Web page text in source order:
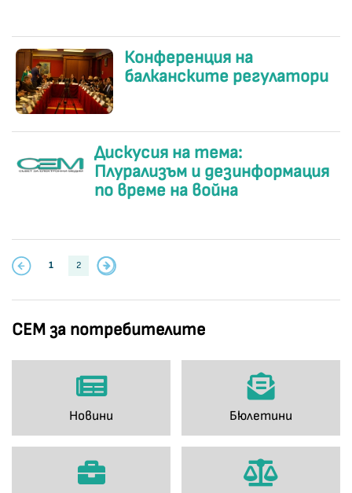
СЕМ за потребителите
Новини Бюлетини
Конференция на
балканските регулатори
Дискусия на тема:
Плурализъм и дезинформация
по време на война
1 2